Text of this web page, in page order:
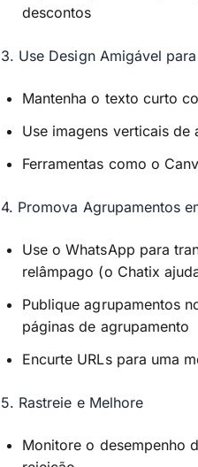
descontos
3. Use Design Amigável
Mantenha o texto curto
Use imagens verticais de
Ferramentas como o
4. Promova Agrupamentos
Use o WhatsApp para
relâmpago (o Chatix
Publique agrupamentos
páginas de agrupamento
Encurte URLs para uma
5. Rastreie e Melhore
Monitore o desempenho